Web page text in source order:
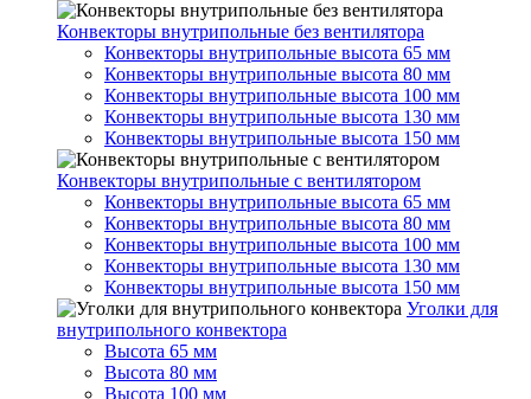
Конвекторы внутрипольные без вентилятора
Конвекторы внутрипольные высота 65 мм
Конвекторы внутрипольные высота 80 мм
Конвекторы внутрипольные высота 100 мм
Конвекторы внутрипольные высота 130 мм
Конвекторы внутрипольные высота 150 мм
Конвекторы внутрипольные с вентилятором
Конвекторы внутрипольные высота 65 мм
Конвекторы внутрипольные высота 80 мм
Конвекторы внутрипольные высота 100 мм
Конвекторы внутрипольные высота 130 мм
Конвекторы внутрипольные высота 150 мм
Уголки для
внутрипольного конвектора
Высота 65 мм
Высота 80 мм
Высота 100 мм